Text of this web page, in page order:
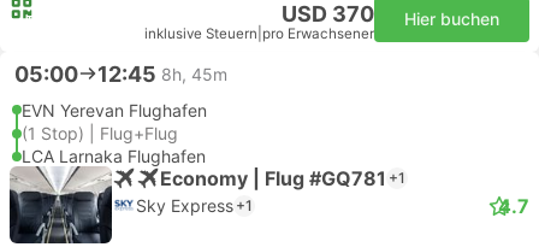
USD 370
inklusive Steuern pro Erwachsener
Hier buchen
05:00 12:45 8h, 45m
EVN Yerevan Flughafen
(1 Stop) | Flug+Flug
LCA Larnaka Flughafen
Economy | Flug #GQ781 +1
Sky Express +1 4.7